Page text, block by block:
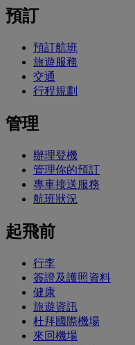
預訂
預訂航班
旅遊服務
交通
行程規劃
管理
辦理登機
管理你的預訂
專車接送服務
航班狀況
起飛前
行李
簽證及護照資料
健康
旅遊資訊
杜拜國際機場
來回機場